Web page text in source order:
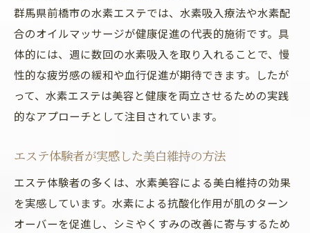
群馬県前橋市の水素エステでは、水素吸入療法や水素配
合のオイルマッサージが健康促進の代表的施術です。具
体的には、週に数回の水素吸入を取り入れることで、慢
性的な疲労感の緩和や血行促進が期待できます。したが
って、水素エステは美容と健康を両立させるための実践
的なアプローチとして注目されています。
エステ体験者が実感した美白維持の方法
エステ体験者の多くは、水素美容による美白維持の効果
を実感しています。水素による抗酸化作用が肌のターン
オーバーを促進し、シミやくすみの改善に寄与するため